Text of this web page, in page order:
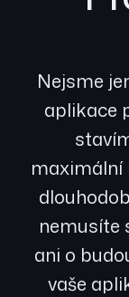
Nejsme
aplikace
maximální
nemusíte
ani o
vaše